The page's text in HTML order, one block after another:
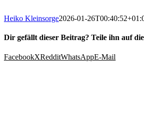
Heiko Kleinsorge2026-01-
Dir gefällt dieser Beitrag? Teile ihn auf
FacebookXRedditWhatsAppE-Mail